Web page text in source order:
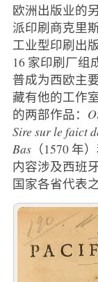
欧洲出版业的
派印刷商克里
工业型印刷出
16 家印刷厂组
普成为西欧主
藏有他的工作
的两部作品：
Sire sur le faict
Bas（1570 年
内容涉及西班
国家各省代表